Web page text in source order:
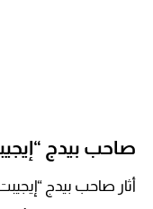
صاحب بيدج
أثار صاحب بيدج